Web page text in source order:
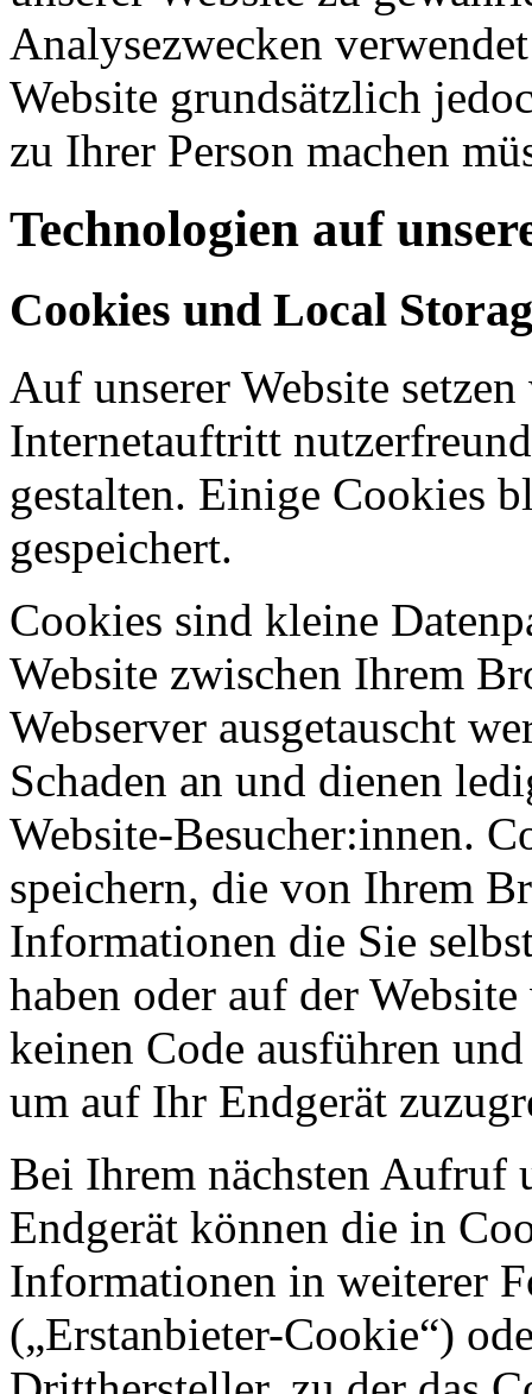
Analysezwecken
Website grundsätzlich
zu Ihrer Person machen
Technologien auf
Cookies und Local
Auf unserer Website
Internetauftritt
gestalten. Einige Cookies
gespeichert.
Cookies sind kleine
Website zwischen Ihrem
Webserver ausgetauscht
Schaden an und dienen
Website-Besucher:innen.
speichern, die von Ihrem
Informationen die Sie
haben oder auf der
keinen Code ausführen
um auf Ihr Endgerät
Bei Ihrem nächsten Aufruf
Endgerät können die in
Informationen in weiterer
(„Erstanbieter-Cookie“)